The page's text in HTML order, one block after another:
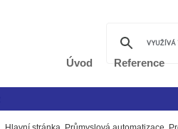
Úvod Reference